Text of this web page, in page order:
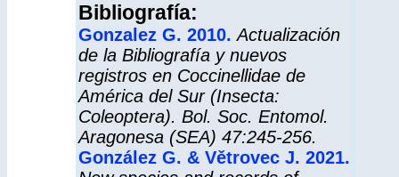
Bibliografía:
Gonzalez G. 2010. Actualización
de la Bibliografía y nuevos
registros en Coccinellidae de
América del Sur (Insecta:
Coleoptera). Bol. Soc. Entomol.
Aragonesa (SEA) 47:245-256.
González G. & Větrovec J. 2021.